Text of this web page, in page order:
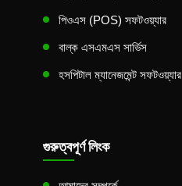
পিওএস (POS) সফটওয়্যার
বাল্ক এসএমএস সার্ভিস
হসপিটাল ম্যানেজমেন্ট সফটওয়্যার
গুরুত্বপূর্ণ লিংক